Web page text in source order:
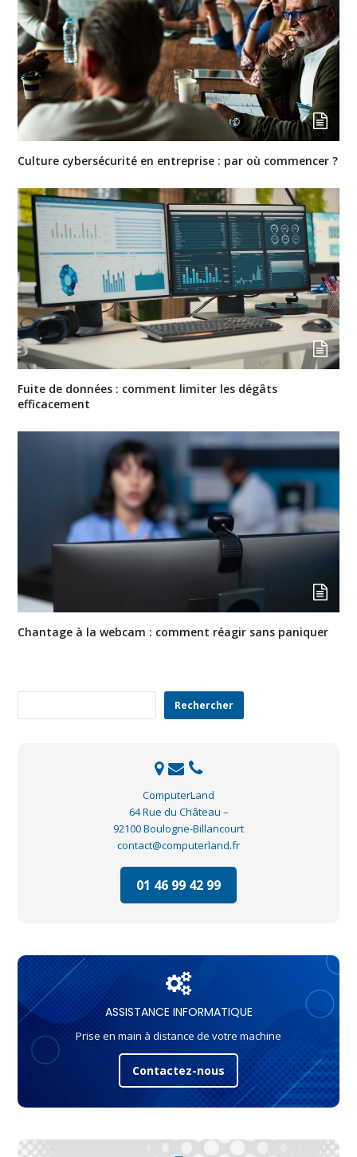
Culture cybersécurité en entreprise : par où commencer ?
Fuite de données : comment limiter les dégâts
efficacement
Chantage à la webcam : comment réagir sans paniquer
Rechercher
ComputerLand
64 Rue du Château –
92100 Boulogne-Billancourt
contact@computerland.fr
01 46 99 42 99
ASSISTANCE INFORMATIQUE
Prise en main à distance de votre machine
Contactez-nous